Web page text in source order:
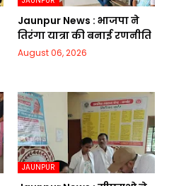
Jaunpur News : भाजपा ने
तिरंगा यात्रा की बनाई रणनीति
August 06, 2026
JAUNPUR